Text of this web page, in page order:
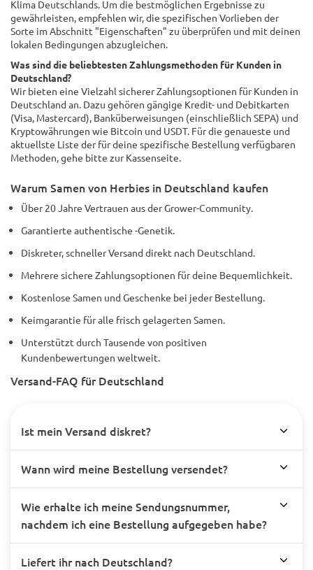
Klima Deutschlands. Um die bestmöglichen Ergebnisse zu
gewährleisten, empfehlen wir, die spezifischen Vorlieben der
Sorte im Abschnitt "Eigenschaften" zu überprüfen und mit deinen
lokalen Bedingungen abzugleichen.
Was sind die beliebtesten Zahlungsmethoden für Kunden in
Deutschland?
Wir bieten eine Vielzahl sicherer Zahlungsoptionen für Kunden in
Deutschland an. Dazu gehören gängige Kredit- und Debitkarten
(Visa, Mastercard), Banküberweisungen (einschließlich SEPA) und
Kryptowährungen wie Bitcoin und USDT. Für die genaueste und
aktuellste Liste der für deine spezifische Bestellung verfügbaren
Methoden, gehe bitte zur Kassenseite.
Warum Samen von Herbies in Deutschland kaufen
Über 20 Jahre Vertrauen aus der Grower-Community.
Garantierte authentische -Genetik.
Diskreter, schneller Versand direkt nach Deutschland.
Mehrere sichere Zahlungsoptionen für deine Bequemlichkeit.
Kostenlose Samen und Geschenke bei jeder Bestellung.
Keimgarantie für alle frisch gelagerten Samen.
Unterstützt durch Tausende von positiven
Kundenbewertungen weltweit.
Versand-FAQ für Deutschland
Ist mein Versand diskret?
Wann wird meine Bestellung versendet?
Wie erhalte ich meine Sendungsnummer,
nachdem ich eine Bestellung aufgegeben habe?
Liefert ihr nach Deutschland?